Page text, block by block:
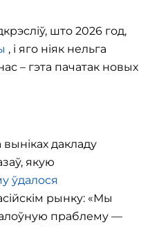
што 2026 год,
, і яго ніяк нельга
– гэта пачатак новых
дакладу
якую
ўдалося
рынку: «Мы
праблему —